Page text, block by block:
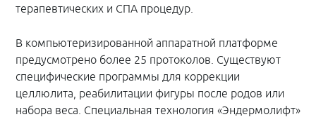
терапевтических и СПА процедур.
В компьютеризированной аппаратной платформе
предусмотрено более 25 протоколов. Существуют
специфические программы для коррекции
целлюлита, реабилитации фигуры после родов или
набора веса. Специальная технология «Эндермолифт»